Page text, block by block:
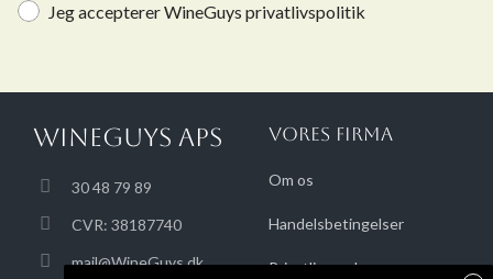
Jeg accepterer WineGuys privatlivspolitik
WINEGUYS APS
30 48 79 89
CVR: 38187740
mail@WineGuys.dk
VORES FIRMA
Om os
Handelsbetingelser
Privatlivsregler